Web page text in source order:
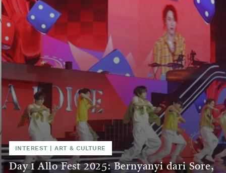
INTEREST |ART & CULTURE
Day 1 Allo Fest 2025: Bernyanyi dari Sore,